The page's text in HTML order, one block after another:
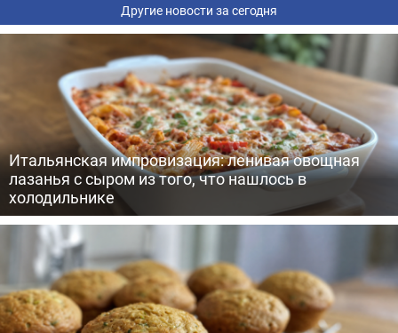
Другие новости за сегодня
Итальянская импровизация: ленивая овощная
лазанья с сыром из того, что нашлось в
холодильнике